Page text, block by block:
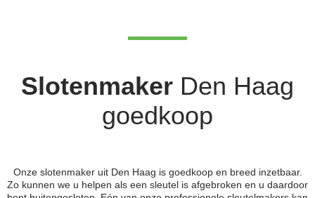
Slotenmaker Den Haag
goedkoop
Onze slotenmaker uit Den Haag is goedkoop en breed inzetbaar.
Zo kunnen we u helpen als een sleutel is afgebroken en u daardoor